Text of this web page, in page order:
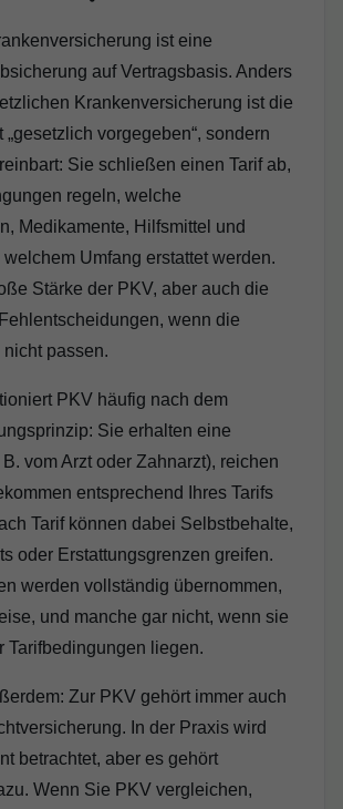
ist eine
auf Vertragsbasis. Anders
Krankenversicherung ist die
„gesetzlich vorgegeben“, sondern
Sie schließen einen Tarif ab,
regeln, welche
Medikamente, Hilfsmittel und
welchem Umfang erstattet werden.
Stärke der PKV, aber auch die
wenn die
passen.
PKV häufig nach dem
Sie erhalten eine
vom Arzt oder Zahnarzt), reichen
entsprechend Ihres Tarifs
Tarif können dabei Selbstbehalte,
oder Erstattungsgrenzen greifen.
werden vollständig übernommen,
und manche gar nicht, wenn sie
Tarifbedingungen liegen.
Zur PKV gehört immer auch
In der Praxis wird
betrachtet, aber es gehört
Wenn Sie PKV vergleichen,